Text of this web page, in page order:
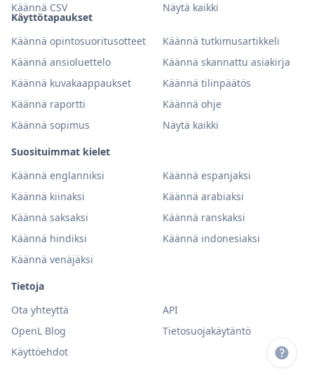
Käyttötapaukset
Käännä opintosuoritusotteet
Käännä tutkimusartikkeli
Käännä ansioluettelo
Käännä skannattu asiakirja
Käännä kuvakaappaukset
Käännä tilinpäätös
Käännä raportti
Käännä ohje
Käännä sopimus
Näytä kaikki
Suosituimmat kielet
Käännä englanniksi
Käännä espanjaksi
Käännä kiinaksi
Käännä arabiaksi
Käännä saksaksi
Käännä ranskaksi
Käännä hindiksi
Käännä indonesiaksi
Käännä venäjäksi
Käännä CSV
Näytä kaikki
Tietoja
Ota yhteyttä
API
OpenL Blog
Tietosuojakäytäntö
Käyttöehdot